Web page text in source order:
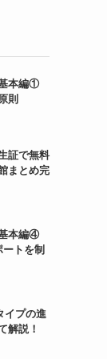
本編①
則
証で無料
まとめ完
本編④
トを制
イプの進
解説！